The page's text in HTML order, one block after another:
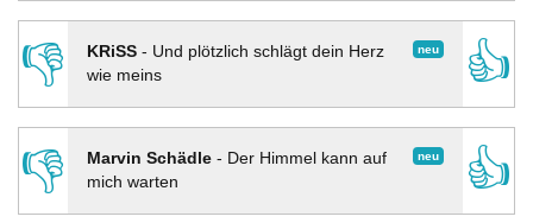
👎
neu
KRiSS- Und plötzlich schlägt dein Herz
wie meins
👍
👎 neu
Marvin Schädle- Der Himmel kann auf
mich warten
👍